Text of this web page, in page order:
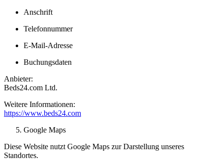
Anschrift
Telefonnummer
E-Mail-Adresse
Buchungsdaten
Anbieter:
Beds24.com Ltd.
Weitere Informationen:
https://www.beds24.com
Google Maps
Diese Website nutzt Google Maps zur Darstellung unseres
Standortes.